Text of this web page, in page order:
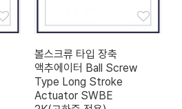
볼스크류 타입 장축
액추에이터 Ball Screw
Type Long Stroke
Actuator SWBE